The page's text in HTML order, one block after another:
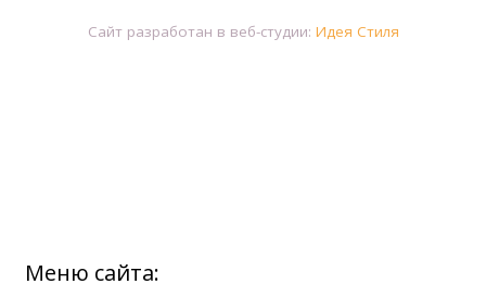
Сайт разработан в веб-студии: Идея Стиля
Меню сайта: